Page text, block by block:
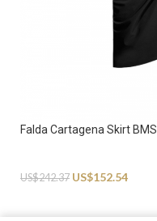
Falda Cartagena Skirt BMS
US$242.37 US$152.54